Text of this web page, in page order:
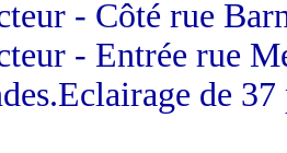
- Côté rue
- Entrée rue
de 37